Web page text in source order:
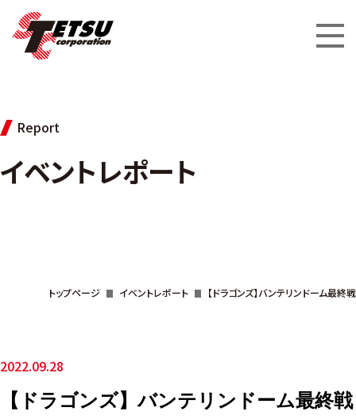
Report
イベントレポート
トップページ イベントレポート 【ドラゴンズ】バンテリンドーム最終戦
2022.09.28
【ドラゴンズ】バンテリンドーム最終戦